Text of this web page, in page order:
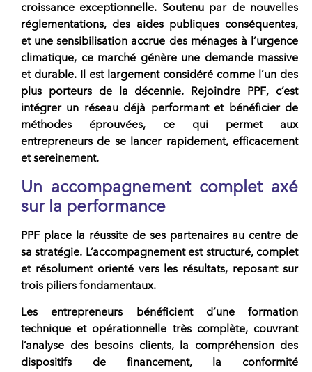
croissance exceptionnelle. Soutenu par de nouvelles
réglementations, des aides publiques conséquentes,
et une sensibilisation accrue des ménages à l’urgence
climatique, ce marché génère une demande massive
et durable. Il est largement considéré comme l’un des
plus porteurs de la décennie. Rejoindre PPF, c’est
intégrer un réseau déjà performant et bénéficier de
méthodes éprouvées, ce qui permet aux
entrepreneurs de se lancer rapidement, efficacement
et sereinement.
Un accompagnement complet axé
sur la performance
PPF place la réussite de ses partenaires au centre de
sa stratégie. L’accompagnement est structuré, complet
et résolument orienté vers les résultats, reposant sur
trois piliers fondamentaux.
Les entrepreneurs bénéficient d’une formation
technique et opérationnelle très complète, couvrant
l’analyse des besoins clients, la compréhension des
dispositifs de financement, la conformité